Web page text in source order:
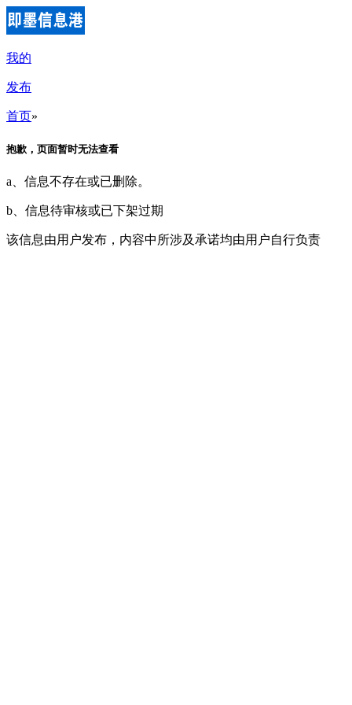
我的
发布
首页»
抱歉，页面暂时无法查看
a、信息不存在或已删除。
b、信息待审核或已下架过期
该信息由用户发布，内容中所涉及承诺均由用户自行负责